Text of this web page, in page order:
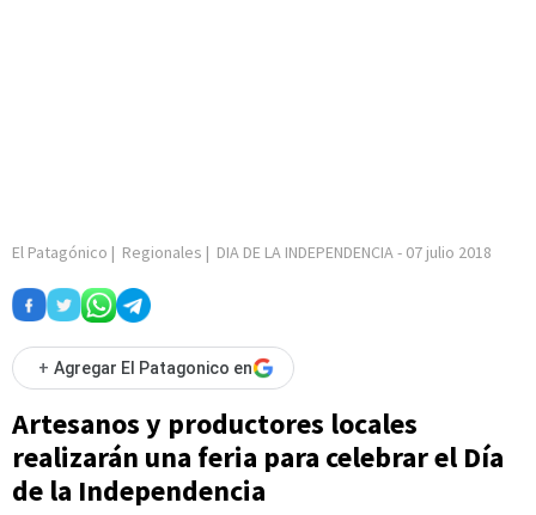
El Patagónico | Regionales | DIA DE LA INDEPENDENCIA- 07 julio 2018
+ Agregar El Patagonico en
Artesanos y productores locales
realizarán una feria para celebrar el Día
de la Independencia